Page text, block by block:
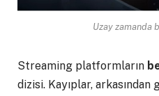
Uzay zamanda
Streaming platformların
dizisi. Kayıplar,